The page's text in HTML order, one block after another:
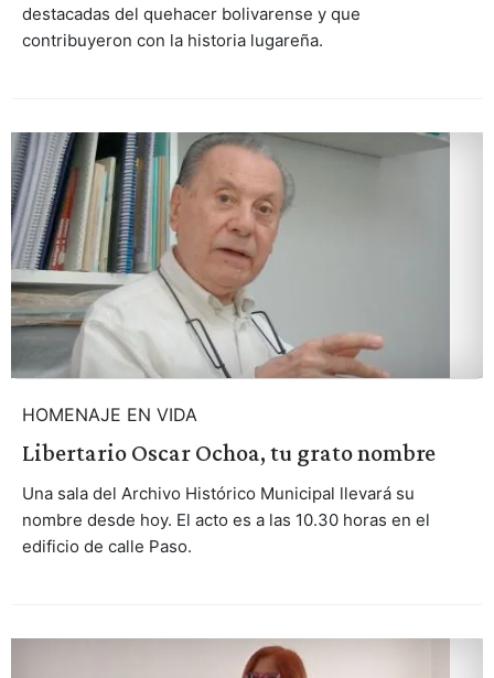
destacadas del quehacer bolivarense y que
contribuyeron con la historia lugareña.
HOMENAJE EN VIDA
Libertario Oscar Ochoa, tu grato nombre
Una sala del Archivo Histórico Municipal llevará su
nombre desde hoy. El acto es a las 10.30 horas en el
edificio de calle Paso.